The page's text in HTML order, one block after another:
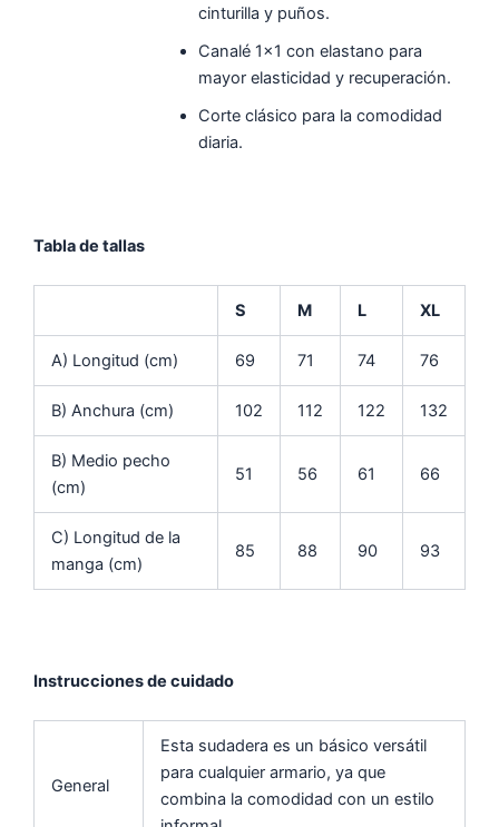
cinturilla y puños.
Canalé 1×1 con elastano para
mayor elasticidad y recuperación.
Corte clásico para la comodidad
diaria.
Tabla de tallas
S M L XL
A) Longitud (cm) 69 71 74 76
B) Anchura (cm) 102 112 122 132
B) Medio pecho
(cm)
51 56 61 66
C) Longitud de la
manga (cm)
85 88 90 93
Instrucciones de cuidado
General
Esta sudadera es un básico versátil
para cualquier armario, ya que
combina la comodidad con un estilo